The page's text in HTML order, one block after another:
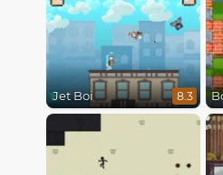
Jet Boi 8.3